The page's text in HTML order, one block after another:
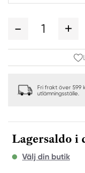
1
Fri frakt över 599
utlämningsställe.
Lagersaldo i
Välj din butik